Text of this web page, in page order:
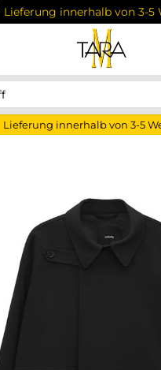
Lieferung innerhalb von 3-5
Lieferung innerhalb von 3-5